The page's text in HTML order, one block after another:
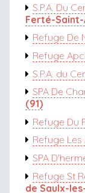
S.P.A. Du
Ferté-Saint-
Refuge De
Refuge
S.P.A. du
SPA De
(91)
Refuge Du
Refuge
SPA
Refuge St
de Saulx-